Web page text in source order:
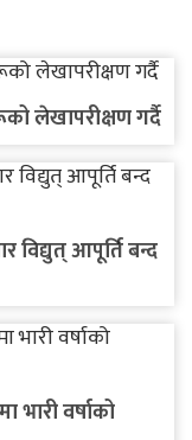
लेखापरीक्षण गर्दै
विद्युत् आपूर्ति बन्द
भारी वर्षाको